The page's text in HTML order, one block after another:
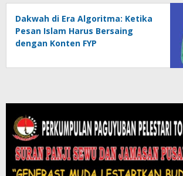
Dakwah di Era Algoritma: Ketika
Pesan Islam Harus Bersaing
dengan Konten FYP